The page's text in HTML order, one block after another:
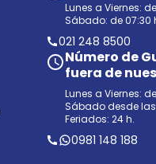
Lunes a Viernes:
Sábado: de 07:30
021 248 8500
Número de
fuera de
Lunes a Viernes:
Sábado desde las
Feriados: 24 h.
0981 148 188